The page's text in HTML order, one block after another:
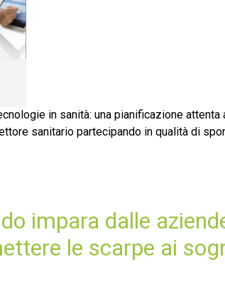
in sanità: una pianificazione
sanitario partecipando in qualità di
impara dalle
le scarpe ai